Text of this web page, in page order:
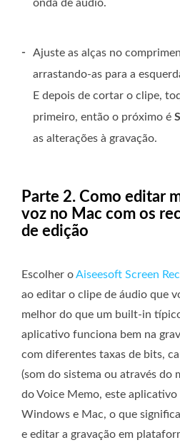
onda de áudio.
-
Ajuste as alças no
arrastando-as para a
E depois de cortar o clipe,
primeiro, então o próximo é
as alterações à gravação.
Parte 2. Como editar
voz no Mac com os
de edição
Escolher oAiseesoft Screen
ao editar o clipe de áudio que
melhor do que um built-in
aplicativo funciona bem na
com diferentes taxas de bits,
(som do sistema ou através do
do Voice Memo, este
Windows e Mac, o que
e editar a gravação em